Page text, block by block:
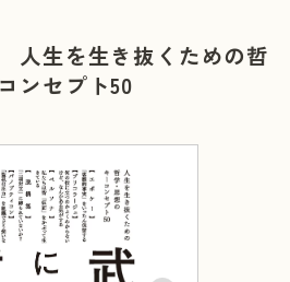
人生を生き抜くための哲
ンセプト50